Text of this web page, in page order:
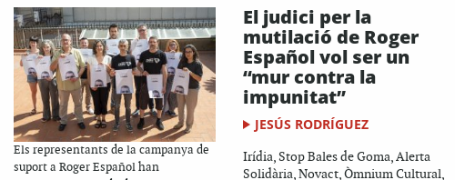
Els representants de la campanya de
suport a Roger Español han
El judici per la
mutilació de Roger
Español vol ser un
“mur contra la
impunitat”
JESÚS RODRÍGUEZ
Irídia, Stop Bales de Goma, Alerta
Solidària, Novact, Òmnium Cultural,